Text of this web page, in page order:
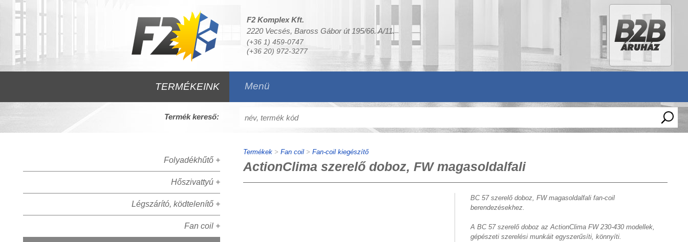
F2 Komplex Kft.
2220 Vecsés, Baross Gábor út 195/66. A/11.
(+36 1) 459-0747
(+36 20) 972-3277
TERMÉKEINK Menü
Termék kereső:
Folyadékhűtő +
Hőszivattyú +
Légszárító, ködtelenítő +
Fan coil +
Termékek> Fan coil> Fan-coil kiegészítő
ActionClima szerelő doboz, FW magasoldalfali
BC 57 szerelő doboz, FW magasoldalfali fan-coil
berendezésekhez.
A BC 57 szerelő doboz az ActionClima FW 230-430 modellek,
gépészeti szerelési munkáit egyszerűsíti, könnyíti.